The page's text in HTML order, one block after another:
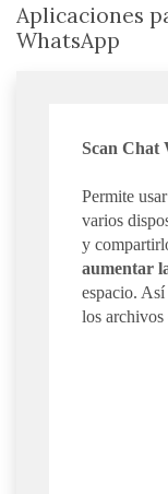
Aplicaciones
WhatsApp
Scan Chat
Permite
varios
y
aumentar
espacio.
los archivos